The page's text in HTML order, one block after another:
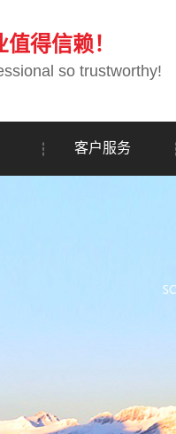
值得信赖！
so trustworthy!
客户服务